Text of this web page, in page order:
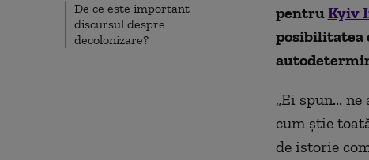
De ce este important
discursul despre
decolonizare?
pentruKyiv
posibilitatea
„Ei spun...
cum știe
de istorie